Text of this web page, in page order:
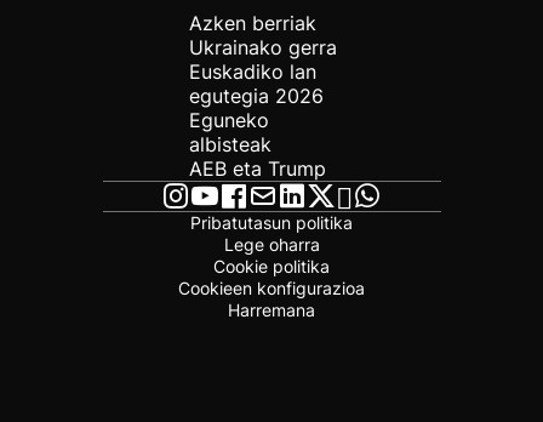
Azken berriak
Ukrainako gerra
Euskadiko lan
egutegia 2026
Eguneko
albisteak
AEB eta Trump
Pribatutasun politika
Lege oharra
Cookie politika
Cookieen konfigurazioa
Harremana